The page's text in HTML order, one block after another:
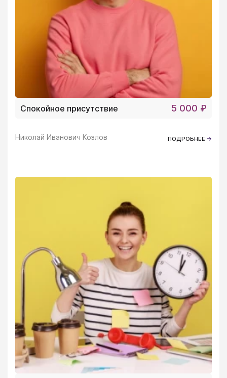
Спокойное присутствие 5 000 ₽
Николай Иванович Козлов ПОДРОБНЕЕ